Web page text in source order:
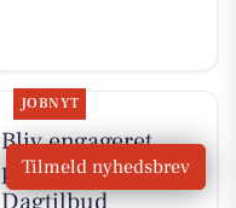
JOBNYT
Bliv engageret
pædagog hos
Tilmeld nyhedsbrev